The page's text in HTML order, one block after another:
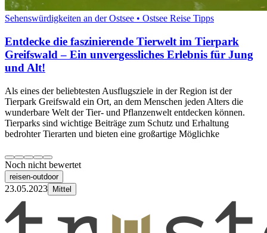
Sehenswürdigkeiten an der Ostsee • Ostsee Reise Tipps
Entdecke die faszinierende Tierwelt im Tierpark
Greifswald – Ein unvergessliches Erlebnis für Jung
und Alt!
Als eines der beliebtesten Ausflugsziele in der Region ist der
Tierpark Greifswald ein Ort, an dem Menschen jeden Alters die
wunderbare Welt der Tier- und Pflanzenwelt entdecken können.
Tierparks sind wichtige Beiträge zum Schutz und Erhaltung
bedrohter Tierarten und bieten eine großartige Möglichke
Noch nicht bewertet
reisen-outdoor
23.05.2023 Mittel